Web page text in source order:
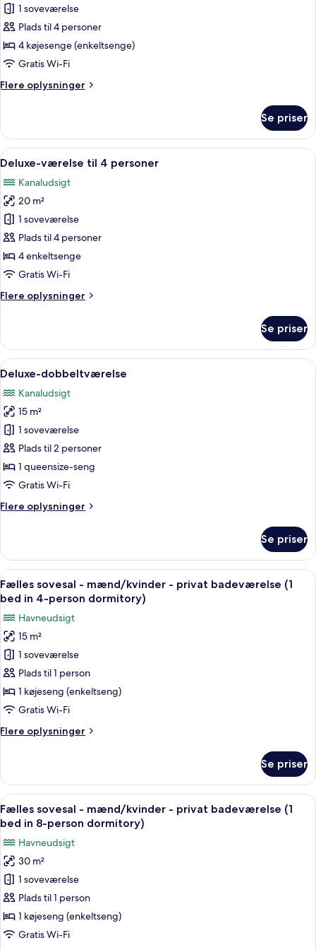
Værelse
til
4
personer
1 soveværelse
Plads til 4 personer
4 køjesenge (enkeltsenge)
Gratis Wi-Fi
Flere oplysninger
Flere
til
4
personer
Se priser
Indlæs
alle
billeder
af
Deluxe-
værelse
til
4
Et hotelværelse med seng, rød dør,
6
Deluxe-værelse til 4 personer
Kanaludsigt
20 m²
1 soveværelse
Plads til 4 personer
4 enkeltsenge
Gratis Wi-Fi
Flere oplysninger
Flere
værelse
til
4
Se priser
Indlæs
alle
billeder
af
Deluxe-
dobbeltværelse
Et hotelværelse med en pænt redt
6
Deluxe-dobbeltværelse
Kanaludsigt
15 m²
1 soveværelse
Plads til 2 personer
1 queensize-seng
Gratis Wi-Fi
Flere oplysninger
Flere
dobbeltværelse
Se priser
Indlæs
alle
af
Fælles
sovesal
-
mænd/kvinder
-
badeværelse
in
4-
person
dormitory)
Et sovesal med køjesenge, et vindue
6
Fælles sovesal - mænd/kvinder - privat badeværelse (1
bed in 4-person dormitory)
Havneudsigt
15 m²
1 soveværelse
Plads til 1 person
1 køjeseng (enkeltseng)
Gratis Wi-Fi
Flere oplysninger
Flere
sovesal
mænd/kvinder
-
badeværelse
(1
bed
in
4-
dormitory)
Se priser
Indlæs
alle
af
Fælles
sovesal
-
mænd/kvinder
-
Et sovesal med køjesenge, et vindue
6
Fælles sovesal - mænd/kvinder - privat badeværelse (1
bed in 8-person dormitory)
Havneudsigt
30 m²
1 soveværelse
Plads til 1 person
1 køjeseng (enkeltseng)
Gratis Wi-Fi